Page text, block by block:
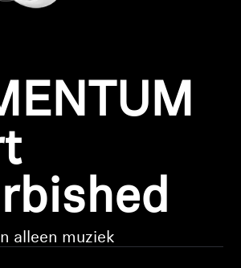
gehoorondersteuning
alleen muziek